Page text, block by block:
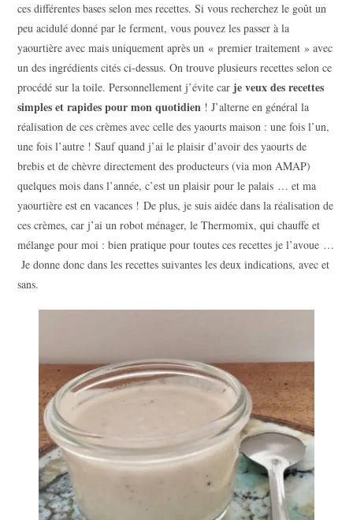
ces différentes bases selon mes recettes. Si vous recherchez le goût un
peu acidulé donné par le ferment, vous pouvez les passer à la
yaourtière avec mais uniquement après un « premier traitement » avec
un des ingrédients cités ci-dessus. On trouve plusieurs recettes selon ce
procédé sur la toile. Personnellement j’évite car je veux des recettes
simples et rapides pour mon quotidien ! J’alterne en général la
réalisation de ces crèmes avec celle des yaourts maison : une fois l’un,
une fois l’autre ! Sauf quand j’ai le plaisir d’avoir des yaourts de
brebis et de chèvre directement des producteurs (via mon AMAP)
quelques mois dans l’année, c’est un plaisir pour le palais … et ma
yaourtière est en vacances ! De plus, je suis aidée dans la réalisation de
ces crèmes, car j’ai un robot ménager, le Thermomix, qui chauffe et
mélange pour moi : bien pratique pour toutes ces recettes je l’avoue …
Je donne donc dans les recettes suivantes les deux indications, avec et
sans.